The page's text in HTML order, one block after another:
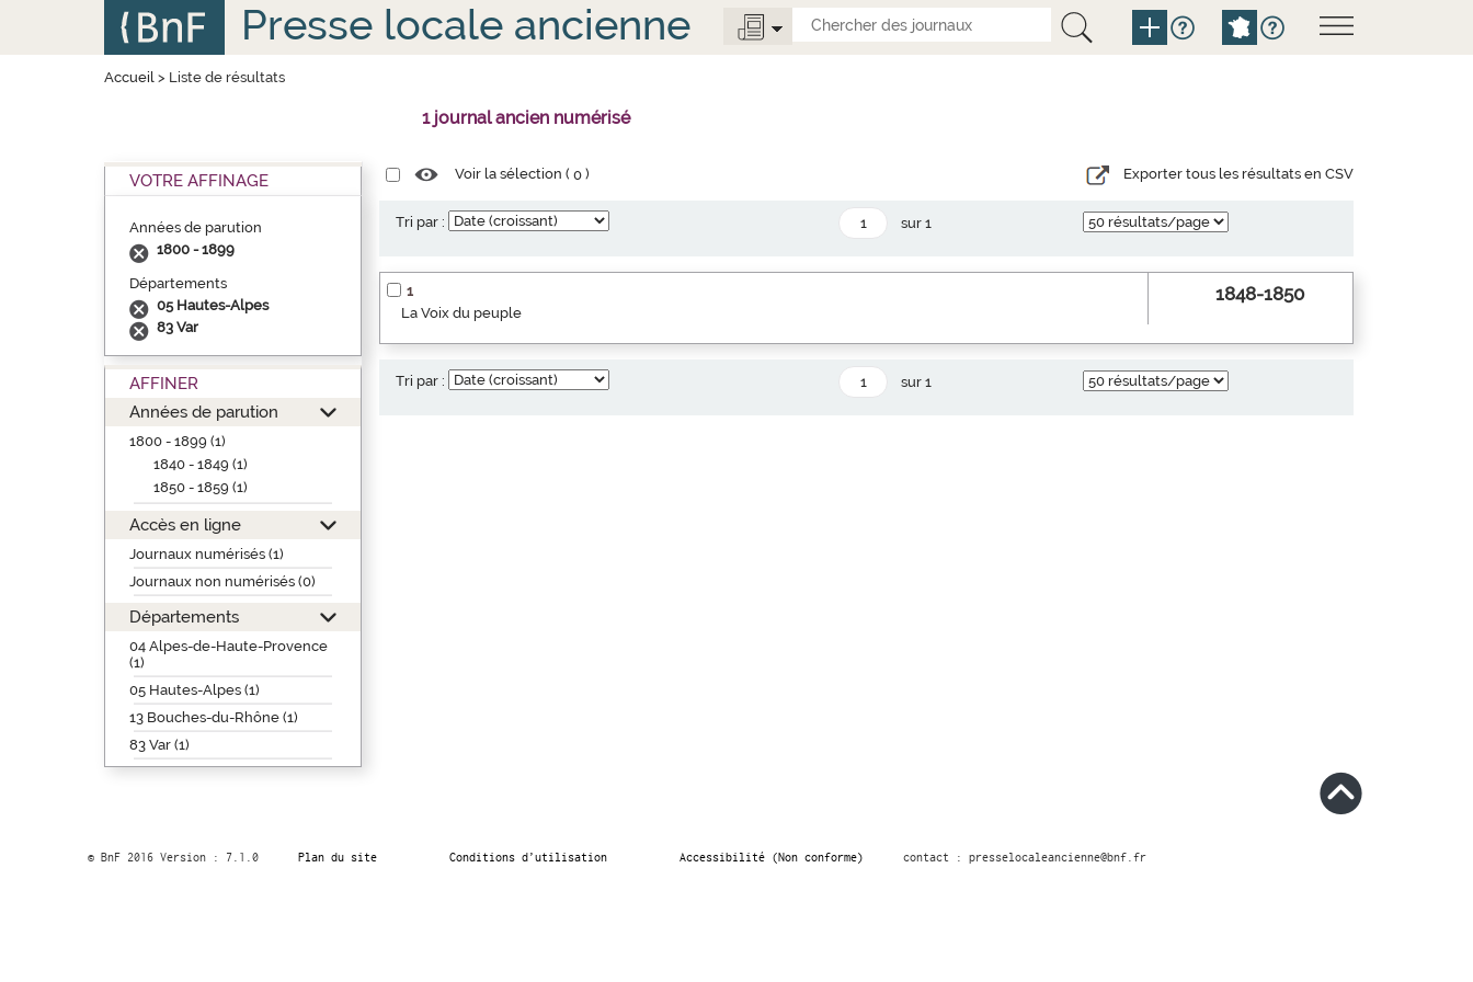
Presse locale ancienne
Accueil> Liste de résultats
1 journal ancien numérisé
VOTRE AFFINAGE
Années de parution
1800 - 1899
Départements
05 Hautes-Alpes
83 Var
AFFINER
Années de parution
1800 - 1899 (1)
1840 - 1849 (1)
1850 - 1859 (1)
Accès en ligne
Journaux numérisés (1)
Journaux non numérisés (0)
Départements
04 Alpes-de-Haute-Provence
(1)
05 Hautes-Alpes (1)
13 Bouches-du-Rhône (1)
83 Var (1)
Voir la sélection (0 ) Exporter tous les résultats en CSV
Tri par : sur 1
1
La Voix du peuple
1848-1850
Tri par : sur 1
© BnF 2016 Version : 7.1.0 Plan du site Conditions d’utilisation Accessibilité (Non conforme) contact : presselocaleancienne@bnf.fr
Panneau de gestion des cookies